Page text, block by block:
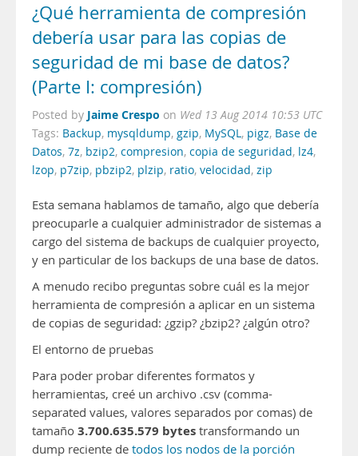
¿Qué herramienta de compresión
debería usar para las copias de
seguridad de mi base de datos?
(Parte I: compresión)
Posted by Jaime Crespo on Wed 13 Aug 2014 10:53 UTC
Tags: Backup, mysqldump, gzip, MySQL, pigz, Base de
Datos, 7z, bzip2, compresion, copia de seguridad, lz4,
lzop, p7zip, pbzip2, plzip, ratio, velocidad, zip
Esta semana hablamos de tamaño, algo que debería
preocuparle a cualquier administrador de sistemas a
cargo del sistema de backups de cualquier proyecto,
y en particular de los backups de una base de datos.
A menudo recibo preguntas sobre cuál es la mejor
herramienta de compresión a aplicar en un sistema
de copias de seguridad: ¿gzip? ¿bzip2? ¿algún otro?
El entorno de pruebas
Para poder probar diferentes formatos y
herramientas, creé un archivo .csv (comma-
separated values, valores separados por comas) de
tamaño 3.700.635.579 bytes transformando un
dump reciente de todos los nodos de la porción